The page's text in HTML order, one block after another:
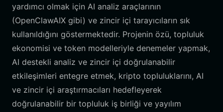
yardımcı olmak için AI analiz araçlarının
(OpenClawAIX gibi) ve zincir içi tarayıcıların sık
kullanıldığını göstermektedir. Projenin özü, topluluk
ekonomisi ve token modelleriyle denemeler yapmak,
AI destekli analiz ve zincir içi doğrulanabilir
etkileşimleri entegre etmek, kripto topluluklarını, AI
ve zincir içi araştırmacıları hedefleyerek
doğrulanabilir bir topluluk iş birliği ve yayılım